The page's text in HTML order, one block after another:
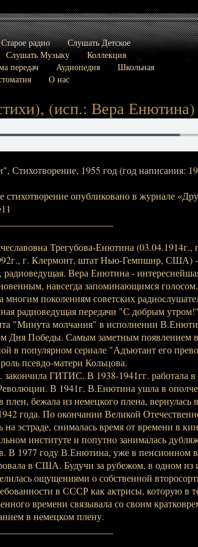
радио
Слушать Детское
Слушать Музыку
Коллекция
передач
Аудиопедия
Школьная
О нас
(исп.: Вера Енютина)
Стихотворение, 1955 год (год написания:
стихотворение опубликовано в журнале
Трегубова-Енютина (03.04.1914г.,
г. Клермонт, штат Нью-Гемпшир, США) -
радиоведущая. Вера Енютина -
навсегда запоминающимся
многим поколениям советских
радиоведущая передачи "С добрым
"Минута молчания" в исполнении
Дня Победы. Самым заметным появлением
в популярном сериале "Адъютант его
псевдо-матери Кольцова.
закончила ГИТИС. В 1938-1941гг. работала в
В 1941г. В.Енютина ушла в
плен, бежала из немецкого плена, вернулась
года. По окончании Великой
на эстраде, снималась время от времени в
институте и попутно занималась
В 1977 году В.Енютина, уже в пенсионном
в США. Будучи за рубежом, в одном из
ощущениями о собственной
в СССР как актрисы, которую в
времени связывала со своим
в немецком плену.